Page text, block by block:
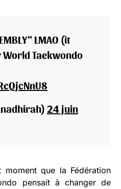
LMAO (it
Taekwondo
24 juin
que la Fédération
pensait à changer de